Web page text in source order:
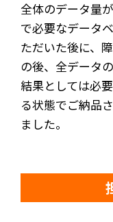
全体のデータ量
で必要なデータ
ただいた後に、
の後、全データ
結果としては必
る状態でご納品
ました。